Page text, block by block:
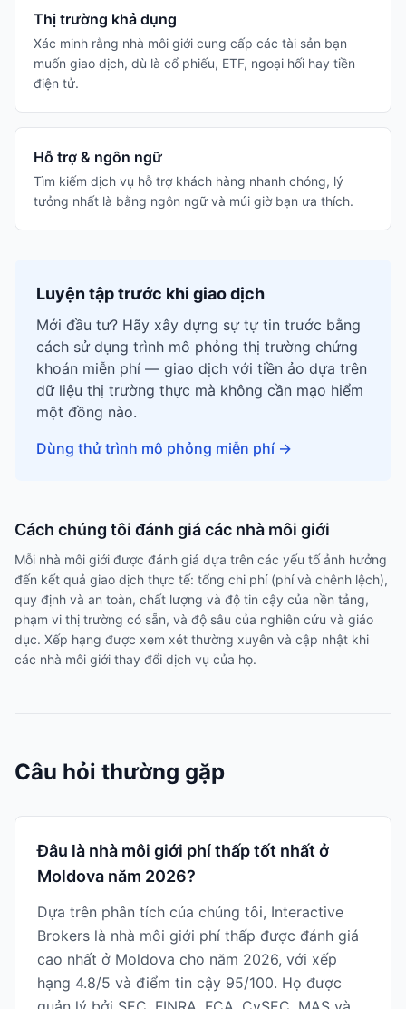
Thị trường khả dụng
Xác minh rằng nhà môi giới cung cấp các tài sản bạn
muốn giao dịch, dù là cổ phiếu, ETF, ngoại hối hay tiền
điện tử.
Hỗ trợ & ngôn ngữ
Tìm kiếm dịch vụ hỗ trợ khách hàng nhanh chóng, lý
tưởng nhất là bằng ngôn ngữ và múi giờ bạn ưa thích.
Luyện tập trước khi giao dịch
Mới đầu tư? Hãy xây dựng sự tự tin trước bằng
cách sử dụng trình mô phỏng thị trường chứng
khoán miễn phí — giao dịch với tiền ảo dựa trên
dữ liệu thị trường thực mà không cần mạo hiểm
một đồng nào.
Dùng thử trình mô phỏng miễn phí →
Cách chúng tôi đánh giá các nhà môi giới
Mỗi nhà môi giới được đánh giá dựa trên các yếu tố ảnh hưởng
đến kết quả giao dịch thực tế: tổng chi phí (phí và chênh lệch),
quy định và an toàn, chất lượng và độ tin cậy của nền tảng,
phạm vi thị trường có sẵn, và độ sâu của nghiên cứu và giáo
dục. Xếp hạng được xem xét thường xuyên và cập nhật khi
các nhà môi giới thay đổi dịch vụ của họ.
Câu hỏi thường gặp
Đâu là nhà môi giới phí thấp tốt nhất ở
Moldova năm 2026?
Dựa trên phân tích của chúng tôi, Interactive
Brokers là nhà môi giới phí thấp được đánh giá
cao nhất ở Moldova cho năm 2026, với xếp
hạng 4.8/5 và điểm tin cậy 95/100. Họ được